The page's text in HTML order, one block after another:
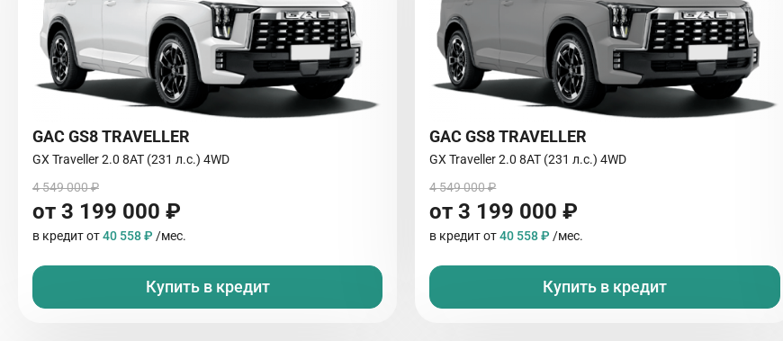
GAC GS8 TRAVELLER
GX Traveller 2.0 8AT (231 л.с.) 4WD
4 549 000 ₽
от 3 199 000 ₽
в кредит от40 558 ₽ /мес.
Купить в кредит
GAC GS8 TRAVELLER
GX Traveller 2.0 8AT (231 л.с.) 4WD
4 549 000 ₽
от 3 199 000 ₽
в кредит от40 558 ₽ /мес.
Купить в кредит